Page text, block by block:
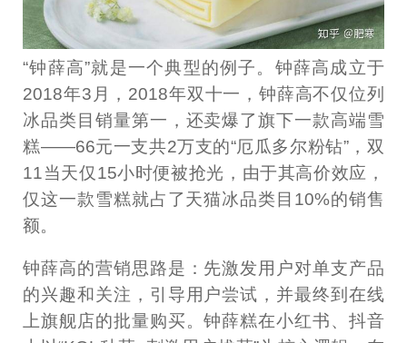
“钟薛高”就是一个典型的例子。钟薛高成立于
2018年3月，2018年双十一，钟薛高不仅位列
冰品类目销量第一，还卖爆了旗下一款高端雪
糕——66元一支共2万支的“厄瓜多尔粉钻”，双
11当天仅15小时便被抢光，由于其高价效应，
仅这一款雪糕就占了天猫冰品类目10%的销售
额。
钟薛高的营销思路是：先激发用户对单支产品
的兴趣和关注，引导用户尝试，并最终到在线
上旗舰店的批量购买。钟薛糕在小红书、抖音